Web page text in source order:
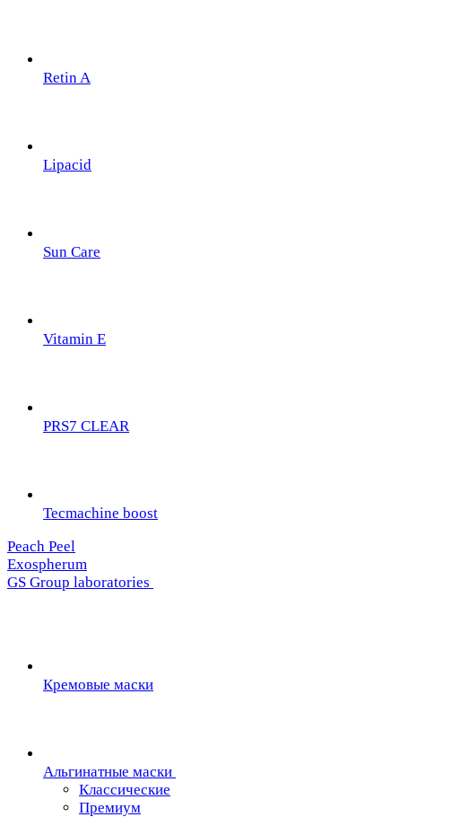
Retin A
Lipacid
Sun Care
Vitamin E
PRS7 CLEAR
Tecmachine boost
Peach Peel
Exospherum
GS Group laboratories
Кремовые маски
Альгинатные маски
Классические
Премиум